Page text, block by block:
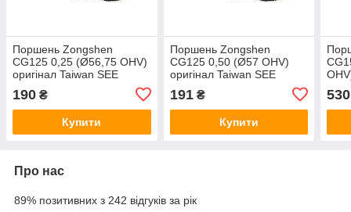
Поршень Zongshen
CG125 0,25 (Ø56,75 OHV)
оригінал Taiwan SEE
190 ₴
Купити
Поршень Zongshen
CG125 0,50 (Ø57 OHV)
оригінал Taiwan SEE
191₴
Купити
530
Про нас
89% позитивних з 242 відгуків за рік